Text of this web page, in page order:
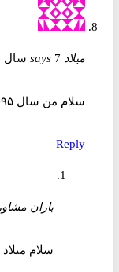
میلاد says 7 سال ago
سلام من سال ۹۵فرار کردم الان باید به یگان خودم برگردم یانه
Reply
باران مشاوره7 سال ago
سلام میلاد جان